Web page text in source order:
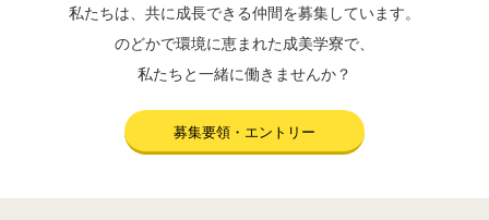
私たちは、共に成長できる仲間を募集しています。
のどかで環境に恵まれた成美学寮で、
私たちと一緒に働きませんか？
募集要領・エントリー